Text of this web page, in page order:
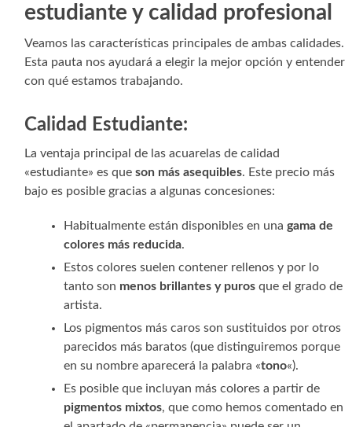
estudiante y calidad profesional
Veamos las características principales de ambas calidades.
Esta pauta nos ayudará a elegir la mejor opción y entender
con qué estamos trabajando.
Calidad Estudiante:
La ventaja principal de las acuarelas de calidad
«estudiante» es que son más asequibles. Este precio más
bajo es posible gracias a algunas concesiones:
Habitualmente están disponibles en una gama de
colores más reducida.
Estos colores suelen contener rellenos y por lo
tanto son menos brillantes y puros que el grado de
artista.
Los pigmentos más caros son sustituidos por otros
parecidos más baratos (que distinguiremos porque
en su nombre aparecerá la palabra «tono«).
Es posible que incluyan más colores a partir de
pigmentos mixtos, que como hemos comentado en